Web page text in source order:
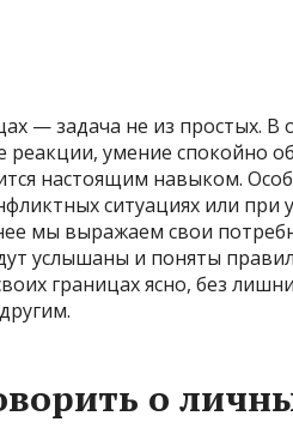
— задача не из простых. В
реакции, умение спокойно
настоящим навыком.
ситуациях или при
мы выражаем свои
услышаны и поняты
границах ясно, без
о